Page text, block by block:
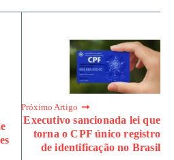
Próximo Artigo
Executivo sancionada lei que
torna o CPF único registro
de identificação no Brasil